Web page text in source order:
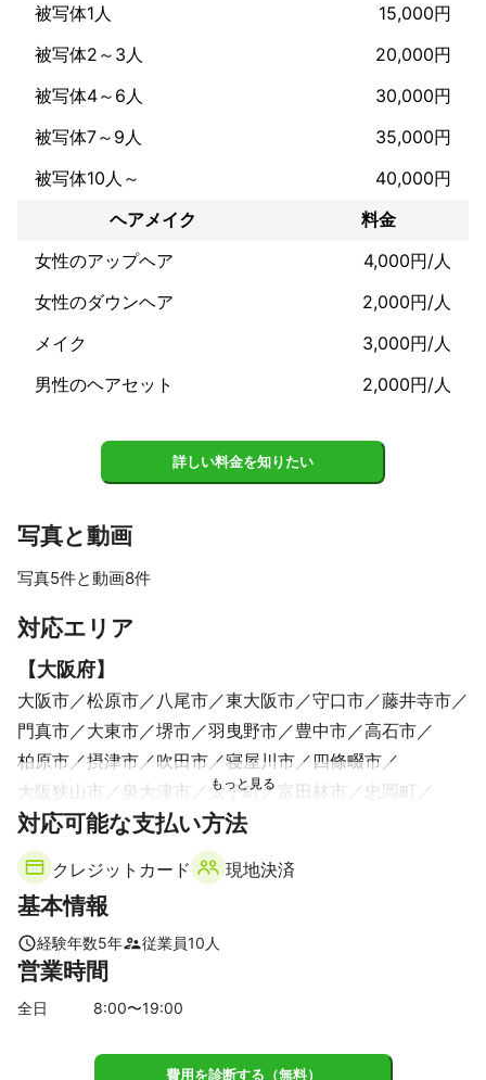
going]、YELLOW SHOES MAN - [未来の花嫁] など。
【デザイン制作実績】
■イベントチラシ『Storm』
■一般社団法人All of Art(名刺・ロゴ)
■合同会社campus(名刺）
■YELLOW SHOES MAN（CDジャケット及びグッズ等）他５０件
以上。
■ラップスタア誕生2023決勝戦『Kay-on a.k.a Kwi 4 Kang』入
■Enuiiy - bath time(レコーディング＆Mix）
■YELLOE SHOES MAN - 未来の花嫁(レコーディング＆Mix)な
■株式会社カイデア(HP)
■HexaDesign(HP)
アピールポイント
っており、様々なプロのクリエイターを抱えておりますので、他
ィな品質を提供させて頂いております。
被写体1人
15,000円
被写体2～3人
20,000円
被写体4～6人
30,000円
被写体7～9人
35,000円
被写体10人～
40,000円
ヘアメイク
料金
女性のアップヘア
4,000円/人
女性のダウンヘア
2,000円/人
メイク
3,000円/人
男性のヘアセット
2,000円/人
詳しい料金を知りたい
写真と動画
写真5件と動画8件
対応エリア
【大阪府】
大阪市 松原市 八尾市 東大阪市 守口市
藤井寺市
門真市
大東市 堺市 羽曳野市 豊中市
高石市
柏原市
摂津市 吹田市 寝屋川市
四條畷市
大阪狭山市
泉大津市 太子町 富田林市
忠岡町
池田市
交野市 河南町 茨木市
枚方市
千早赤阪村
貝塚市
豊能町 島本町 熊取町
泉南市
能勢町
【奈良県】
三郷町 平群町
上牧町
河合町 安堵町
橿原市 天理市 高取町 明日香村 桜井市
対応可能な支払い方法
クレジットカード 現地決済
基本情報
経験年数5年 従業員10 人
営業時間
全日 8:00〜19:00
費用を診断する（無料）